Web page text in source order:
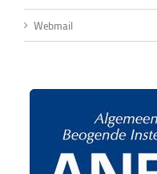
Webmail